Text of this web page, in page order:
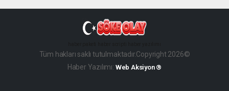
Tüm hakları saklı tutulmaktadır.Copyright 2026©
Haber Yazılımı: Web Aksiyon ®